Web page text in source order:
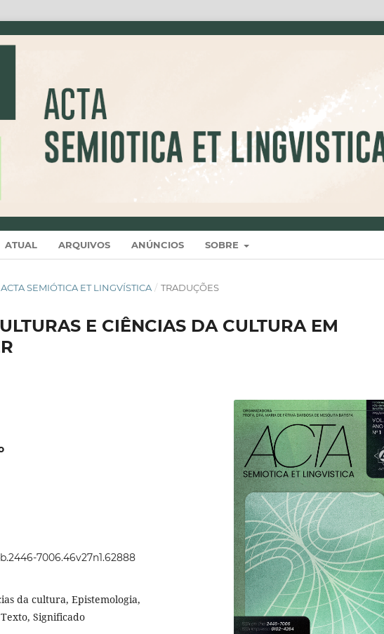
ATUAL ARQUIVOS ANÚNCIOS SOBRE
SEMIÓTICA ET LINGVÍSTICA / TRADUÇÕES
E CIÊNCIAS DA CULTURA EM
7006.46v27n1.62888
da cultura, Epistemologia,
Significado